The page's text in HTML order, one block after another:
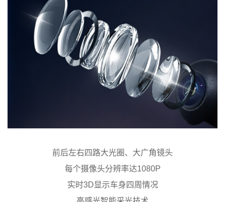
前后左右四路大光圈、大广角镜头
每个摄像头分辨率达1080P
实时3D显示车身四周情况